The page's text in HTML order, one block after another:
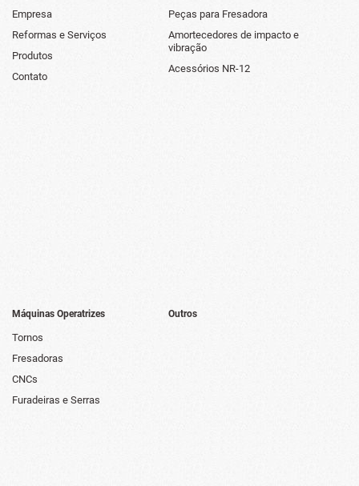
Empresa
Reformas e Serviços
Produtos
Contato
Peças para Fresadora
Amortecedores de impacto e
vibração
Acessórios NR-12
Máquinas Operatrizes
Tornos
Fresadoras
CNCs
Furadeiras e Serras
Outros